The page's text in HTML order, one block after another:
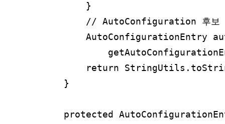
        }
// AutoConfiguration 후보
AutoConfigurationEntry
return
    }
protected